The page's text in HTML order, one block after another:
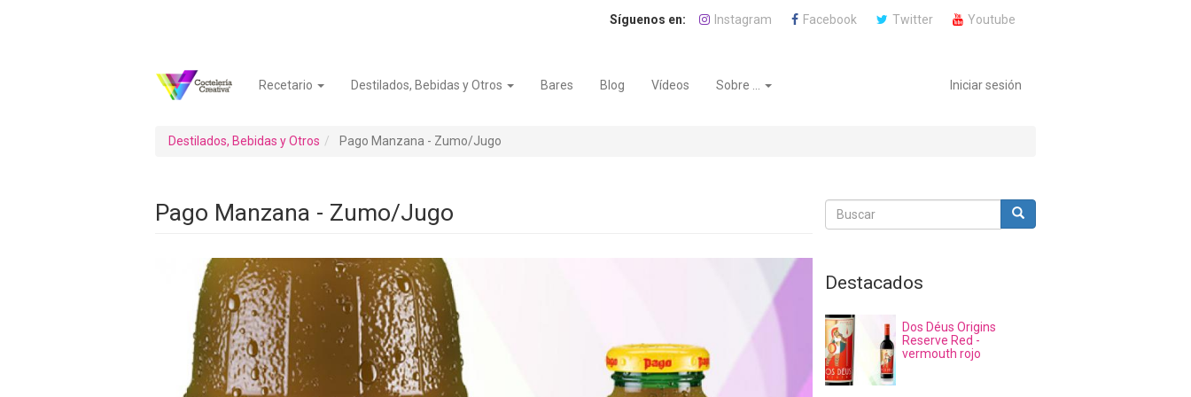
Instagram Facebook Twitter Youtube
NavegaciónRecetario Destilados, Bebidas y Otros Bares Blog Vídeos Sobre ...
Menú
cuenta
de
Iniciar sesión
Destilados, Bebidas y Otros Pago Manzana - Zumo/Jugo
Pago Manzana - Zumo/Jugo
Buscar
Buscar Buscar
Destacados
Dos Déus Origins
Reserve Red -
vermouth rojo